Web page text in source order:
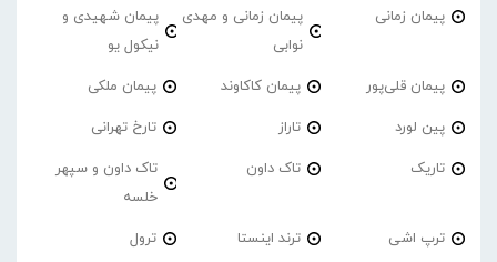
پیمان زمانی
پیمان زمانی و مهدی
نوابی
پیمان شهیدی و
نیکول یو
پیمان قلی‌پور پیمان کاکاوند پیمان ملکی
پین لورد تاراز تارخ تهرانی
تاریک تاک داون
تاک داون و سپهر
خلسه
ترپ اشی ترند اینستا ترول